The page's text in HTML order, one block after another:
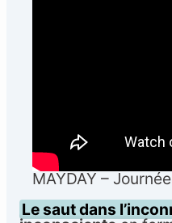
MAYDAY –
Le saut dans